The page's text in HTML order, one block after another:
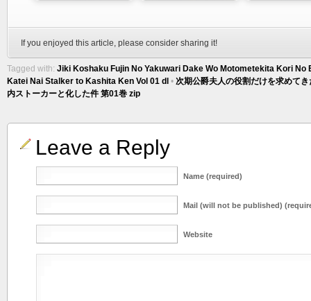
If you enjoyed this article, please consider sharing it!
Tagged with: Jiki Koshaku Fujin No Yakuwari Dake Wo Motometekita Kori No
Katei Nai Stalker to Kashita Ken Vol 01 dl • 次期公爵夫人の役割だけを求めて
内ストーカーと化した件 第01巻 zip
Leave a Reply
Name (required)
Mail (will not be published)
Website